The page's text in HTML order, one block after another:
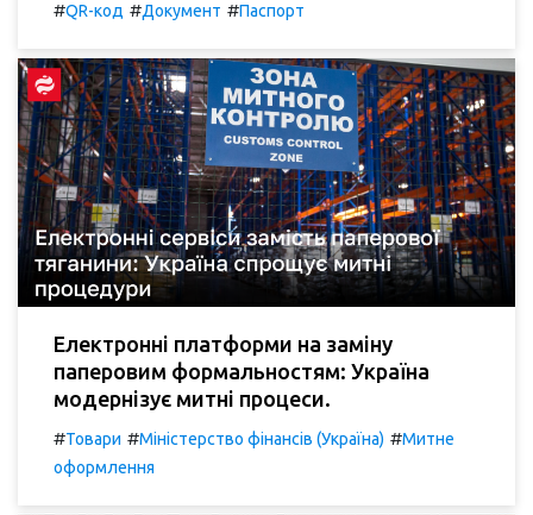
#QR-код #Документ #Паспорт
Електронні платформи на заміну
паперовим формальностям: Україна
модернізує митні процеси.
#Товари #Міністерство фінансів (Україна) #Митне
оформлення